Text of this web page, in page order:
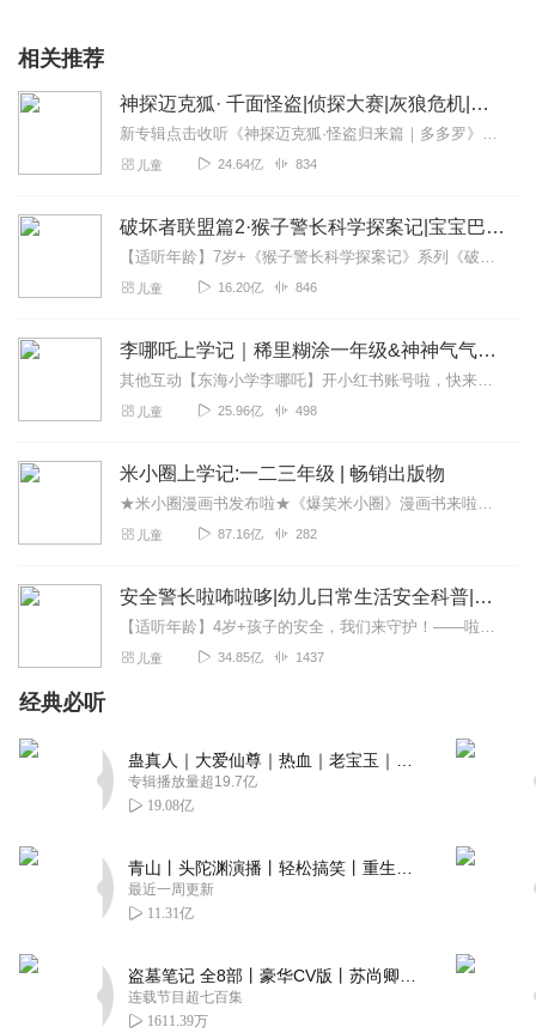
相关推荐
神探迈克狐· 千面怪盗|侦探大赛|灰狼危机|多多罗
新专辑点击收听《神探迈克狐·怪盗归来篇｜多多罗》！！！>>>点击进入主播橱窗购买《神探迈克狐》系列图书吧!<<<多多罗故事【点击前往】收听多多罗其他好玩有趣的故...
儿童 24.64亿 834
破坏者联盟篇2·猴子警长科学探案记|宝宝巴士故事
【适听年龄】7岁+《猴子警长科学探案记》系列《破坏者联盟篇1·猴子警长科学探案记》>>>《破坏者联盟篇2·猴子警长科学探案记》>>>《破坏者联盟篇3·猴子警长科...
儿童 16.20亿 846
李哪吒上学记｜稀里糊涂一年级&神神气气二年级
其他互动【东海小学李哪吒】开小红书账号啦，快来关注和李哪吒成为好朋友！有机会免费领儿童会员、官方周边！【点击加入】东海小学广播站圈子，更多互动！李哪吒全新冒险番...
儿童 25.96亿 498
米小圈上学记:一二三年级 | 畅销出版物
★米小圈漫画书发布啦★《爆笑米小圈》漫画书来啦《米小圈上学记》一二三年级正版广播剧！《米小圈上学记》系列是儿童作家北猫最新创作的儿童小说系列，作品诙谐幽默、好...
儿童 87.16亿 282
安全警长啦咘啦哆|幼儿日常生活安全科普|宝宝巴士
【适听年龄】4岁+孩子的安全，我们来守护！——啦咘啦哆警长宣孩子天生爱冒险，好奇心爆棚！不是在大马路上比赛跑，就是踩着椅子上下跳，怎样才能保护孩子平安长大？听...
儿童 34.85亿 1437
经典必听
专辑播放量超19.7亿
19.08亿
最近一周更新
11.31亿
连载节目超七百集
1611.39万